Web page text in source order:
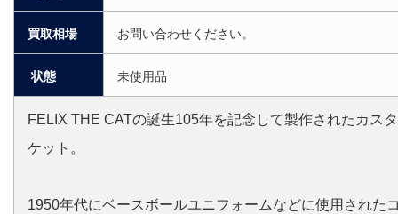
買取相場 お問い合わせください。
状態 未使用品
FELIX THE CATの誕生105年を記念して製作されたカス
ケット。
1950年代にベースボールユニフォームなどに使用された